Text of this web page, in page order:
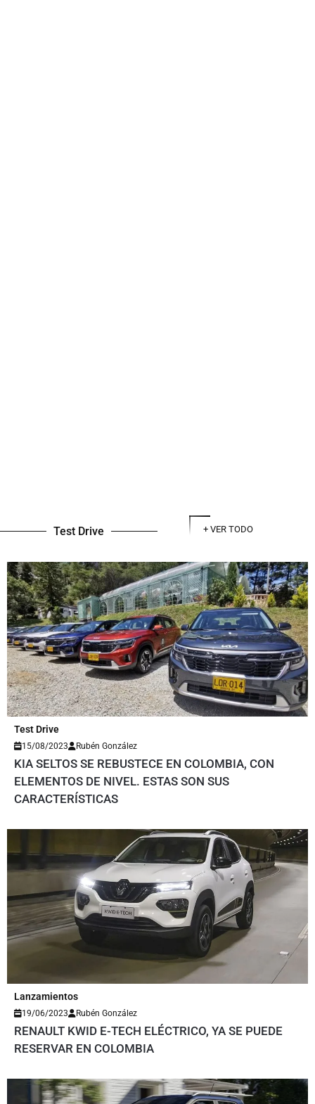
Test Drive + VER TODO
Test Drive
15/08/2023 Rubén González
KIA SELTOS SE REBUSTECE EN COLOMBIA, CON
ELEMENTOS DE NIVEL. ESTAS SON SUS
CARACTERÍSTICAS
Lanzamientos
19/06/2023 Rubén González
RENAULT KWID E-TECH ELÉCTRICO, YA SE PUEDE
RESERVAR EN COLOMBIA